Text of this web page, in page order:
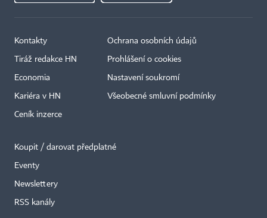
Kontakty
Tiráž redakce HN
Economia
Kariéra v HN
Ceník inzerce
Ochrana osobních údajů
Prohlášení o cookies
Nastavení soukromí
Všeobecné smluvní podmínky
Koupit / darovat předplatné
Eventy
Newslettery
RSS kanály